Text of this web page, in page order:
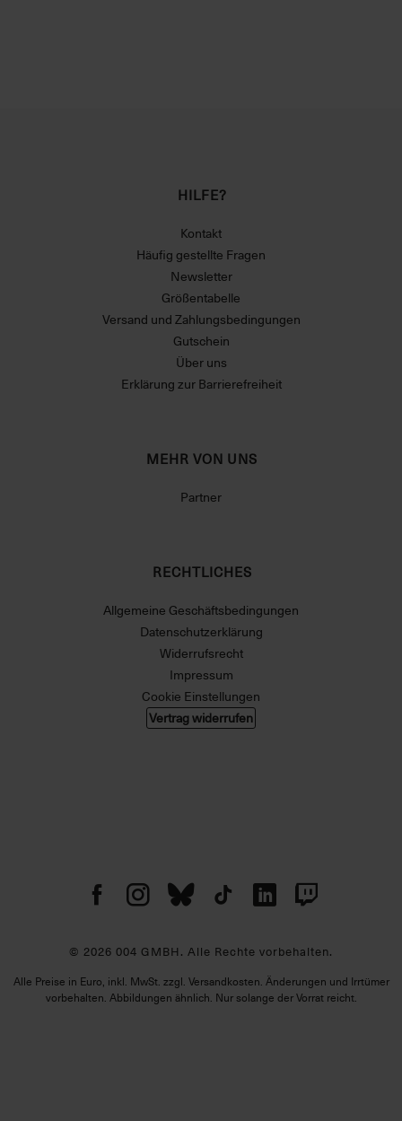
HILFE?
Kontakt
Häufig gestellte Fragen
Newsletter
Größentabelle
Versand und Zahlungsbedingungen
Gutschein
Über uns
Erklärung zur Barrierefreiheit
MEHR VON UNS
Partner
RECHTLICHES
Allgemeine Geschäftsbedingungen
Datenschutzerklärung
Widerrufsrecht
Impressum
Cookie Einstellungen
Vertrag widerrufen
© 2026 004 GMBH. Alle Rechte vorbehalten.
Alle Preise in Euro, inkl. MwSt. zzgl. Versandkosten. Änderungen und Irrtümer
vorbehalten. Abbildungen ähnlich. Nur solange der Vorrat reicht.